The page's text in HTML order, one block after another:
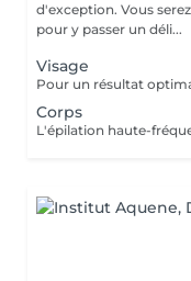
d'exception. Vous serez accueillis dans un cadre raffiné et feutré
pour y passer un déli...
Visage
Corps